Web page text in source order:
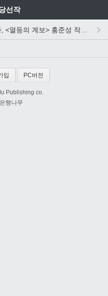
선작
의 계보> 홍준성 작가 인터뷰
입 PC버전
Publishing co.
행나무